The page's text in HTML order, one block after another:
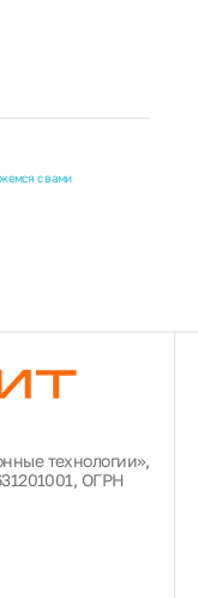
с вами
технологии»,
ОГРН